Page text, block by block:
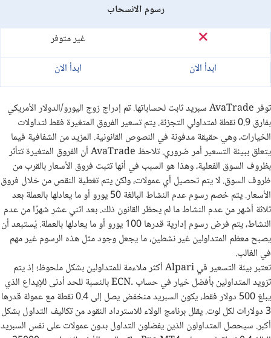
رسوم الانسحاب
غير متوفر
ابدأ الان
ابدأ الان
توفرAvaTradeسبريد ثابت لحساباتها. تم إدراج زوج اليورو/الدولار الأمريكي
بفارق 0.9 نقطة لمتداولي التجزئة. يتم تسعير الفروق المتغيرة فقط لتداولات
الخيارات، وهي حقيقة مدفونة في النصوص القانونية. المزيد من الشفافية فيما
يتعلق ببيئة التسعير أمر ضروري. تلاحظAvaTradeأن الفروق المتغيرة تتأثر
بظروف السوق الفعلية، وهذا هو السبب في أنها تثبت فروق الأسعار بالقرب من
ظروف السوق.لا يتم تحصيل أي عمولات، ولكن يتم تغطية النقص من خلال فروق
الأسعار. يتم خصم رسوم عدم النشاط البالغة 50 يورو أو ما يعادلها بالعملة بعد
ثلاثة أشهر من عدم النشاط ما لم يحظر القانون ذلك. بعد اثني عشر شهرًا من عدم
النشاط، يتم فرض رسوم إدارية قدرها 100 يورو أو ما يعادلها بالعملة. يُستبعد أن
يصبح معظم المتداولين غير نشطين، ما يجعل وجود مثل هذه الرسوم غير مهم
في الغالب.
تعتبر بيئة التسعير فيAlpariأكثر ملاءمة للمتداولين بشكل ملحوظ؛ إذ يتم
تزويد المتداولين بأفضل خيار في حساب ECN.بالنسبة للحد أدنى للإيداع الذي
يبلغ 500 دولار فقط، يكون السبريد منخفض يصل إلى 0.4 نقطة مع عمولة قدرها
3 دولارات لكل لوت. يقلل برنامج الولاء للاسترداد النقود من تكاليف التداول بشكل
أكبر. سيحصل المتداولون الذين يفضلون التداول بدون عمولات على نفس السبريد